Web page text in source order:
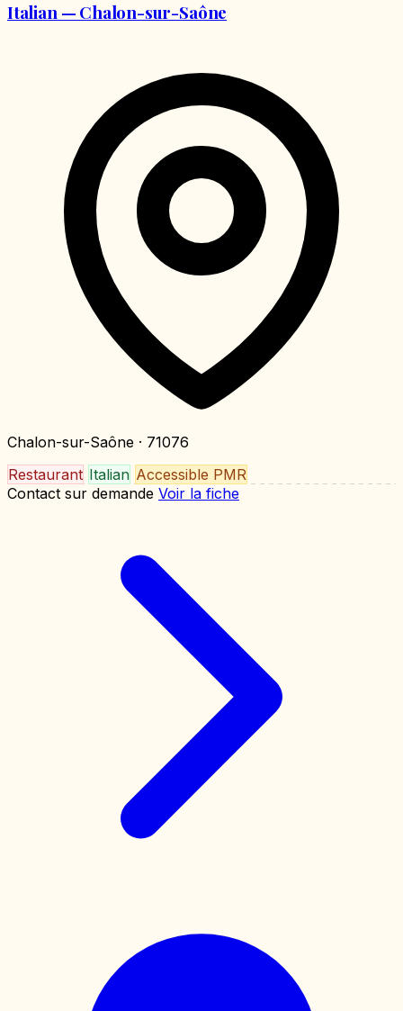
Italian — Chalon-sur-Saône
Chalon-sur-Saône · 71076
Restaurant Italian Accessible PMR
Contact sur demande Voir la fiche